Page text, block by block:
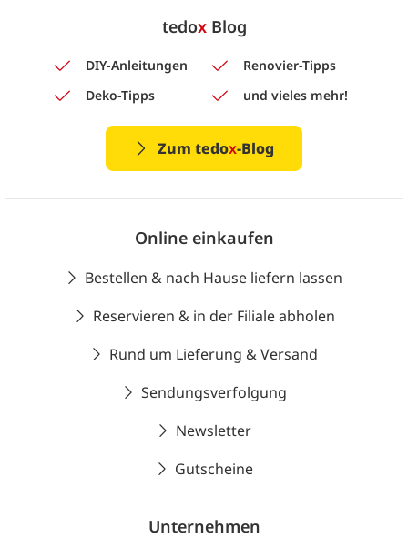
tedoxBlog
DIY-Anleitungen
Renovier-Tipps
Deko-Tipps
und vieles mehr!
Zum tedox-Blog
Online einkaufen
Bestellen & nach Hause liefern lassen
Reservieren & in der Filiale abholen
Rund um Lieferung & Versand
Sendungsverfolgung
Newsletter
Gutscheine
Unternehmen